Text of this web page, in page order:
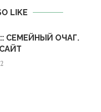
LIKE
СЕМЕЙНЫЙ ОЧАГ.